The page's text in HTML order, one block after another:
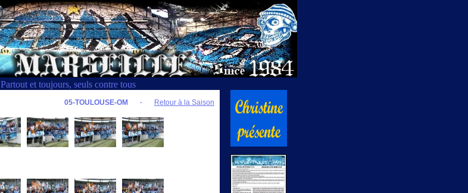
Partout et toujours, seuls contre tous
05-TOULOUSE-OM - Retour à la Saison